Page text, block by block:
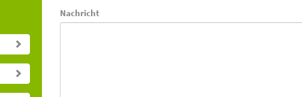
Nachricht